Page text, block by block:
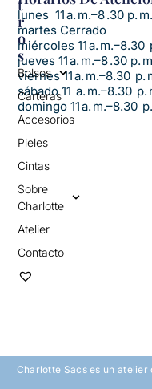
T
R
O
S
Bolsos
Carteras
Accesorios
Pieles
Cintas
Sobre
Charlotte
Atelier
Contacto
lunes 11 a. m.–8 .30 p. m.
martes Cerrado
miércoles 11 a. m.–8.30
jueves 11 a. m.–8 .30 p.
viernes 11 a. m.–8.30 p.
sábado 11 a. m.–8.30 p.
domingo 11 a. m.–8.30
Charlotte Sacs es un atelier